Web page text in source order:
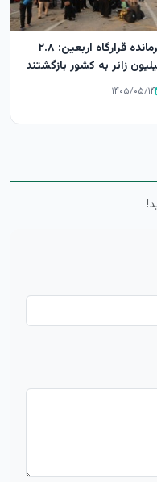
فرمانده قرارگاه اربعین: ۲.۸
زائر به کشور بازگشتند
۱۴۰۵/۰۵/۱۴